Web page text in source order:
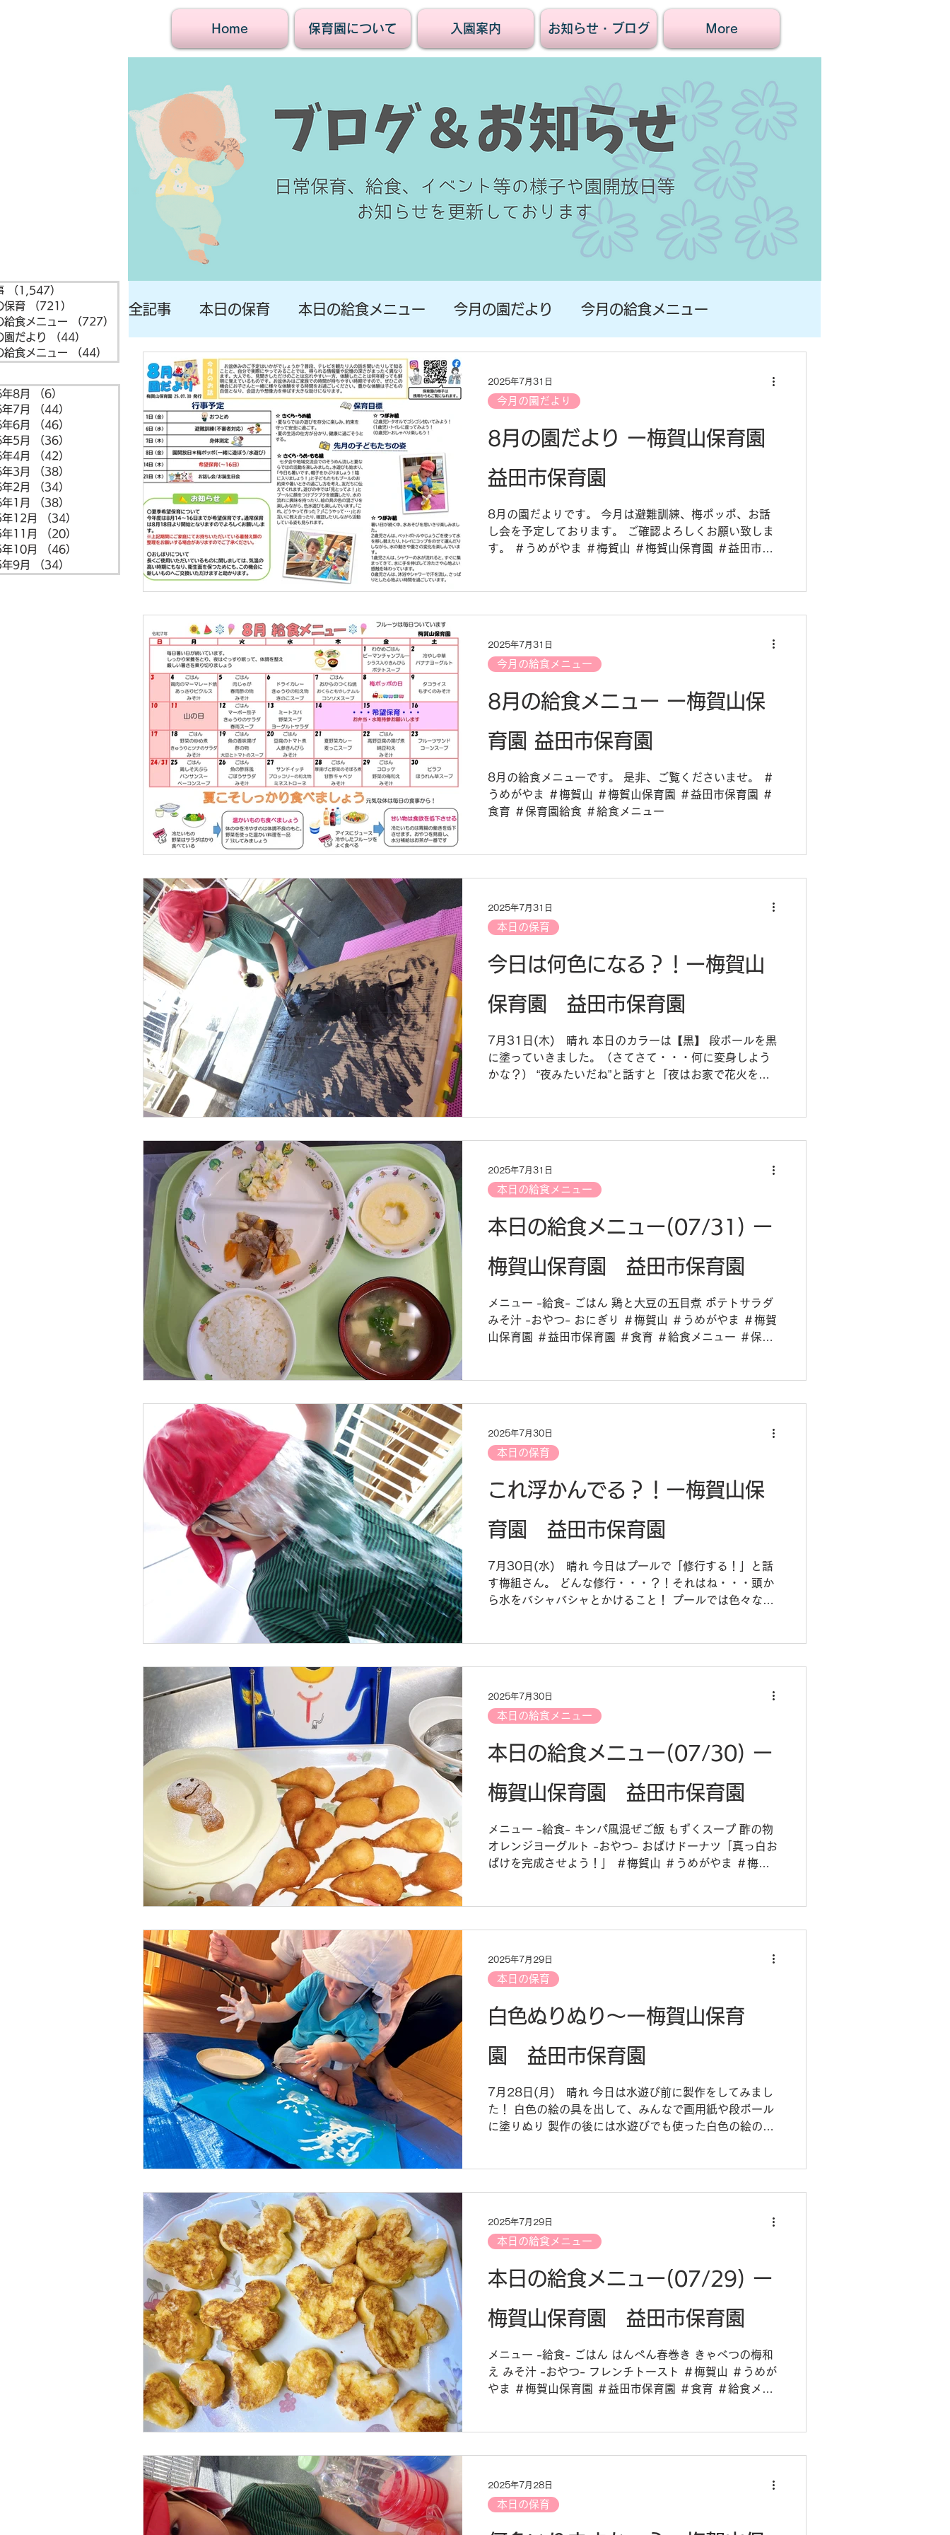
Home 保育園について 入園案内 お知らせ・ブログ More
（1,547）
保育
（721）
721件の記事
給食メニュー
（727）
園だより
（44）
44件の記事
給食メニュー
（44） 44件の記事
8月 （6）
7月
（44）
6月
（46）
5月
（36）
4月
（42）
3月
（38）
2月
（34）
1月
（38）
12月
（34）
11月
（20）
10月
（46）
9月
（34）
全記事 本日の保育 本日の給食メニュー 今月の園だより 今月の給食メニュー
8月の園だより ー梅賀山保育園
益田市保育園
8月の園だよりです。 今月は避難訓練、梅ポッポ、お話
し会を予定しております。 ご確認よろしくお願い致しま
す。 ＃うめがやま ＃梅賀山 ＃梅賀山保育園 ＃益田市保
今月の園だより
2025年7月31日
8月の給食メニュー ー梅賀山保
育園 益田市保育園
8月の給食メニューです。 是非、ご覧くださいませ。 ＃
うめがやま ＃梅賀山 ＃梅賀山保育園 ＃益田市保育園 ＃
食育 ＃保育園給食 ＃給食メニュー
今月の給食メニュー
2025年7月31日
今日は何色になる？！ー梅賀山
保育園 益田市保育園
7月31日(木) 晴れ 本日のカラーは【黒】 段ボールを黒
に塗っていきました。（さてさて・・・何に変身しよう
かな？） “夜みたいだね”と話すと「夜はお家で花火をす
本日の保育
2025年7月31日
本日の給食メニュー(07/31) ー
梅賀山保育園 益田市保育園
メニュー -給食- ごはん 鶏と大豆の五目煮 ポテトサラダ
みそ汁 -おやつ- おにぎり ＃梅賀山 ＃うめがやま ＃梅賀
山保育園 ＃益田市保育園 ＃食育 ＃給食メニュー ＃保育
本日の給食メニュー
2025年7月31日
これ浮かんでる？！ー梅賀山保
育園 益田市保育園
7月30日(水) 晴れ 今日はプールで「修行する！」と話
す梅組さん。 どんな修行・・・？！それはね・・・頭か
ら水をバシャバシャとかけること！ プールでは色々なも
本日の保育
2025年7月30日
本日の給食メニュー(07/30) ー
梅賀山保育園 益田市保育園
メニュー -給食- キンパ風混ぜご飯 もずくスープ 酢の物
オレンジヨーグルト -おやつ- おばけドーナツ「真っ白お
ばけを完成させよう！」 ＃梅賀山 ＃うめがやま ＃梅賀
本日の給食メニュー
2025年7月30日
白色ぬりぬり～ー梅賀山保育
園 益田市保育園
7月28日(月) 晴れ 今日は水遊び前に製作をしてみまし
た！ 白色の絵の具を出して、みんなで画用紙や段ボール
に塗りぬり 製作の後には水遊びでも使った白色の絵の具
本日の保育
2025年7月29日
本日の給食メニュー(07/29) ー
梅賀山保育園 益田市保育園
メニュー -給食- ごはん はんぺん春巻き きゃべつの梅和
え みそ汁 -おやつ- フレンチトースト ＃梅賀山 ＃うめが
やま ＃梅賀山保育園 ＃益田市保育園 ＃食育 ＃給食メニ
本日の給食メニュー
2025年7月29日
本日の保育
2025年7月28日